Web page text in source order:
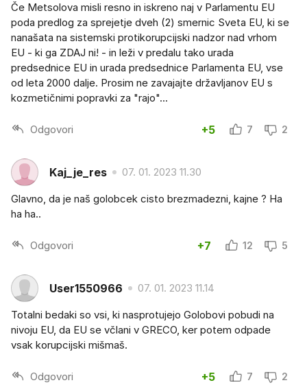
Če Metsolova misli resno in iskreno naj v Parlamentu EU
poda predlog za sprejetje dveh (2) smernic Sveta EU, ki se
nanašata na sistemski protikorupcijski nadzor nad vrhom
EU - ki ga ZDAJ ni! - in leži v predalu tako urada
predsednice EU in urada predsednice Parlamenta EU, vse
od leta 2000 dalje. Prosim ne zavajajte državljanov EU s
kozmetičnimi popravki za "rajo"...
Odgovori +5 7 2
Kaj_je_res 07. 01. 2023 11.30
Glavno, da je naš golobcek cisto brezmadezni, kajne ? Ha
ha ha..
Odgovori +7 12 5
User1550966 07. 01. 2023 11.14
Totalni bedaki so vsi, ki nasprotujejo Golobovi pobudi na
nivoju EU, da EU se včlani v GRECO, ker potem odpade
vsak korupcijski mišmaš.
Odgovori +5 7 2